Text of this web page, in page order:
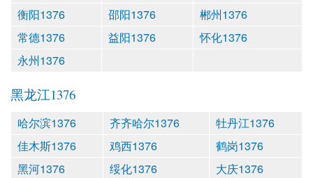
衡阳1376
邵阳1376
郴州1376
常德1376
益阳1376
怀化1376
永州1376
黑龙江1376
哈尔滨1376 齐齐哈尔1376
牡丹江1376
佳木斯1376
鸡西1376
鹤岗1376
黑河1376
绥化1376
大庆1376